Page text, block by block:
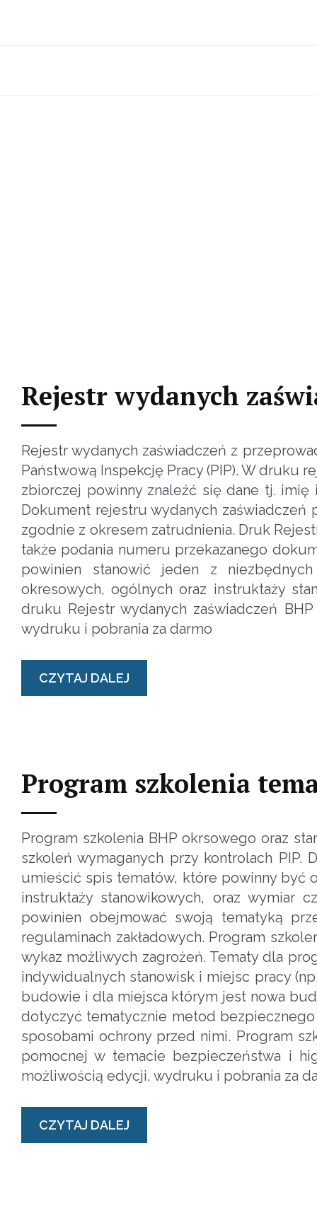
Rejestr wydanych
Rejestr wydanych zaświadczeń z
Państwową Inspekcję Pracy (PIP). W druku
zbiorczej powinny znaleźć się dane tj. imię
Dokument rejestru wydanych zaświadczeń
zgodnie z okresem zatrudnienia. Druk
także podania numeru przekazanego
powinien stanowić jeden z
okresowych, ogólnych oraz instruktaży
druku Rejestr wydanych zaświadczeń
wydruku i pobrania za darmo
CZYTAJ DALEJ
Program szkolenia
Program szkolenia BHP okrsowego oraz
szkoleń wymaganych przy kontrolach
umieścić spis tematów, które powinny być
instruktaży stanowikowych, oraz wymiar
powinien obejmować swoją tematyką
regulaminach zakładowych. Program
wykaz możliwych zagrożeń. Tematy dla
indywidualnych stanowisk i miejsc pracy
budowie i dla miejsca którym jest nowa
dotyczyć tematycznie metod
sposobami ochrony przed nimi. Program
pomocnej w temacie bezpieczeństwa i
możliwością edycji, wydruku i pobrania za
CZYTAJ DALEJ